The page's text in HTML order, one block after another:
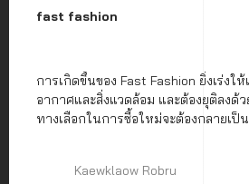
fast fashion
การเกิดขึ้นของ Fast Fashion ยิ่งเร่งใ
อากาศและสิ่งแวดล้อม และต้องยุติลง
ทางเลือกในการซื้อใหม่จะต้องกลายเ
Kaewklaow Robru